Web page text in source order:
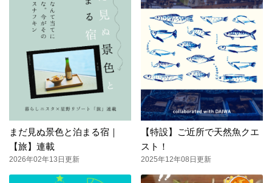
まだ見ぬ景色と泊まる宿｜
【旅】連載
2026年02年13日更新
【特設】ご近所で天然魚クエ
スト！
2025年12年08日更新